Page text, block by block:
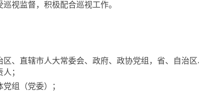
监督，积极配合巡视工作。
直辖市人大常委会、政府、政协党组，省、自治
；
组（党委）；